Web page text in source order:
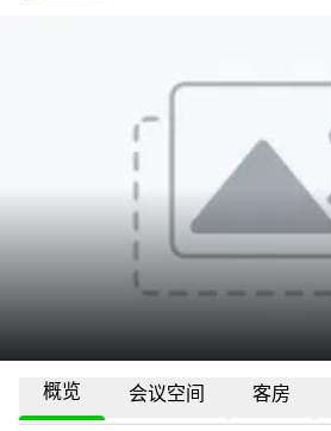
概览 会议空间 客房